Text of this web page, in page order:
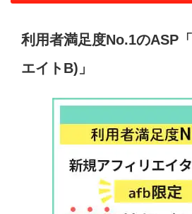
利用者満足度No.1のASP
エイトB)」